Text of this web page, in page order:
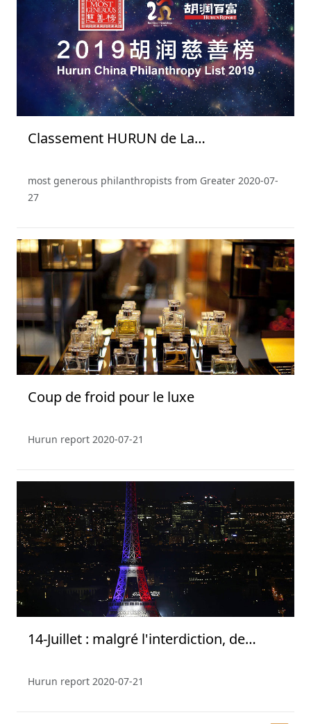
Classement HURUN de La
most generous philanthropists from Greater 2020-07-
27
Coup de froid pour le luxe
Hurun report 2020-07-21
14-Juillet : malgré l'interdiction, de
feu d'artifice
Hurun report 2020-07-21